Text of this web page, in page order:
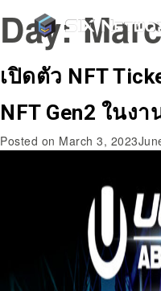
Day:
เปิดตัว NFT
NFT Gen2 ในง
Posted on March 3, 2023